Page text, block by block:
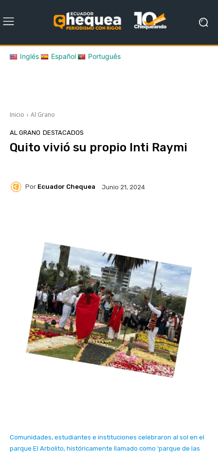
Inglés Español Português
Inicio Al Grano
AL GRANO DESTACADOS
Quito vivió su propio Inti Raymi
Por Ecuador Chequea Junio 21, 2024
Comunidades, estudiantes e instituciones celebraron al sol en el
parque El Arbolito, históricamente llamado como ‘parque de las